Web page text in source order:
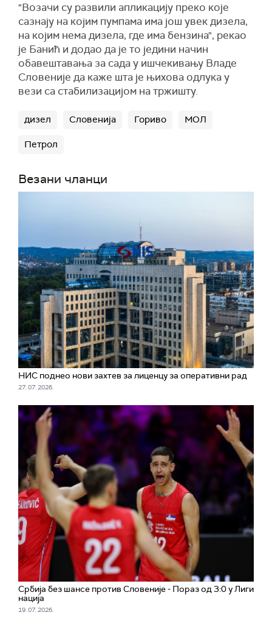
"Возачи су развили апликацију преко које
сазнају на којим пумпама има још увек дизела,
на којим нема дизела, где има бензина", рекао
је Банић и додао да је то једини начин
обавештавања за сада у ишчекивању Владе
Словеније да каже шта је њихова одлука у
вези са стабилизацијом на тржишту.
дизел Словенија Гориво МОЛ
Петрол
Везани чланци
НИС поднео нови захтев за лиценцу за оперативни рад
27. 07. 2026.
Србија без шансе против Словеније - Пораз од 3:0 у Лиги
нација
19. 07. 2026.